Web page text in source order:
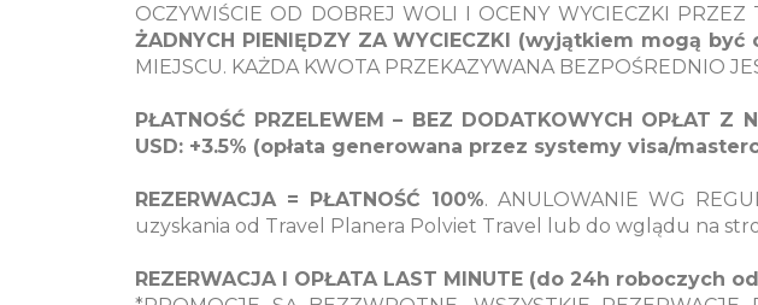
OCZYWIŚCIE OD DOBREJ WOLI I OCENY WYCIECZKI PRZEZ
ŻADNYCH PIENIĘDZY ZA WYCIECZKI (wyjątkiem mogą
MIEJSCU. KAŻDA KWOTA PRZEKAZYWANA BEZPOŚREDNIO
PŁATNOŚĆ PRZELEWEM – BEZ DODATKOWYCH OPŁAT Z
USD: +3.5% (opłata generowana przez systemy visa/
REZERWACJA = PŁATNOŚĆ 100%. ANULOWANIE WG
uzyskania od Travel Planera Polviet Travel lub do wglądu na
REZERWACJA I OPŁATA LAST MINUTE (do 24h roboczych